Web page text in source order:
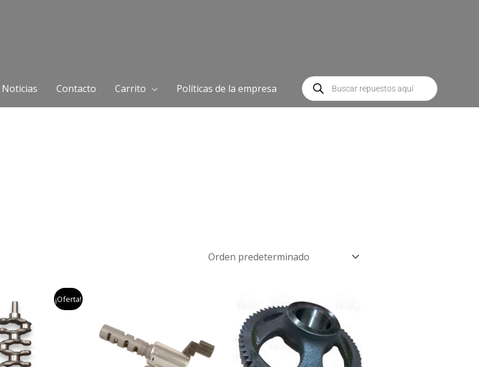
Noticias Contacto Carrito Políticas de la empresa
Búsqueda
de
productos
¡Oferta!
precio
original
era:
$3,788,235.
precio
actual
es:
$1,100,000.